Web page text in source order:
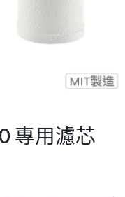
專用濾芯